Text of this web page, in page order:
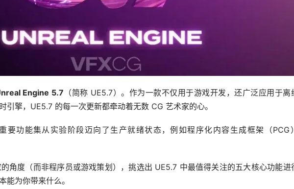
Engine 5.7 （简称 UE5.7）。作为一款不仅用于游戏开发，还广泛应用于离
引擎，UE5.7 的每一次更新都牵动着无数 CG 艺术家的心。
要功能集从实验阶段迈向了生产就绪状态，例如程序化内容生成框架（PCG
角度（而非程序员或游戏策划），挑选出 UE5.7 中最值得关注的五大核心功能进
能为你带来什么。